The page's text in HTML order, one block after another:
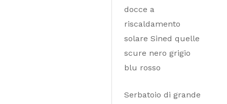
docce a
riscaldamento
solare Sined quelle
scure nero grigio
blu rosso
Serbatoio di grande